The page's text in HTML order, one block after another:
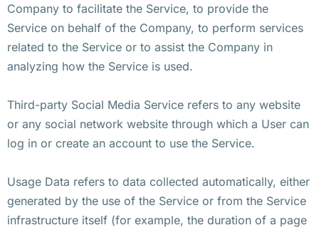
Company to facilitate the Service, to provide the
Service on behalf of the Company, to perform services
related to the Service or to assist the Company in
analyzing how the Service is used.
Third-party Social Media Service refers to any website
or any social network website through which a User can
log in or create an account to use the Service.
Usage Data refers to data collected automatically, either
generated by the use of the Service or from the Service
infrastructure itself (for example, the duration of a page